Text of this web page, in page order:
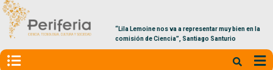
“Lila Lemoine nos va a representar muy bien en la
comisión de Ciencia”, Santiago Santurio